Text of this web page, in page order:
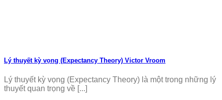
Lý thuyết kỳ vọng (Expectancy Theory) Victor Vroom
Lý thuyết kỳ vọng (Expectancy Theory) là một trong những lý
thuyết quan trọng về [...]